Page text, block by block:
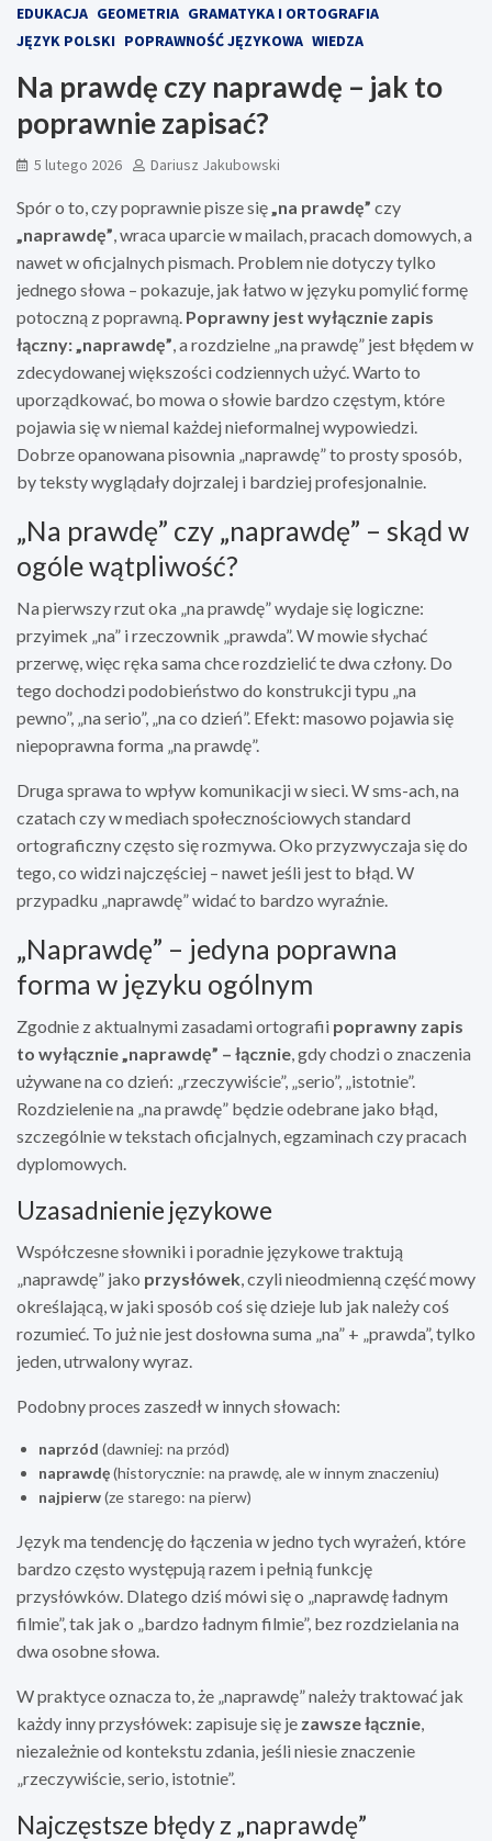
EDUKACJA GEOMETRIA GRAMATYKA I ORTOGRAFIA
JĘZYK POLSKI POPRAWNOŚĆ JĘZYKOWA WIEDZA
Na prawdę czy naprawdę – jak to
poprawnie zapisać?
5 lutego 2026 Dariusz Jakubowski
Spór o to, czy poprawnie pisze się„na prawdę” czy
„naprawdę”, wraca uparcie w mailach, pracach domowych, a
nawet w oficjalnych pismach. Problem nie dotyczy tylko
jednego słowa – pokazuje, jak łatwo w języku pomylić formę
potoczną z poprawną. Poprawny jest wyłącznie zapis
łączny: „naprawdę”, a rozdzielne „na prawdę” jest błędem w
zdecydowanej większości codziennych użyć. Warto to
uporządkować, bo mowa o słowie bardzo częstym, które
pojawia się w niemal każdej nieformalnej wypowiedzi.
Dobrze opanowana pisownia „naprawdę” to prosty sposób,
by teksty wyglądały dojrzalej i bardziej profesjonalnie.
„Na prawdę” czy „naprawdę” – skąd w
ogóle wątpliwość?
Na pierwszy rzut oka „na prawdę” wydaje się logiczne:
przyimek „na” i rzeczownik „prawda”. W mowie słychać
przerwę, więc ręka sama chce rozdzielić te dwa człony. Do
tego dochodzi podobieństwo do konstrukcji typu „na
pewno”, „na serio”, „na co dzień”. Efekt: masowo pojawia się
niepoprawna forma „na prawdę”.
Druga sprawa to wpływ komunikacji w sieci. W sms-ach, na
czatach czy w mediach społecznościowych standard
ortograficzny często się rozmywa. Oko przyzwyczaja się do
tego, co widzi najczęściej – nawet jeśli jest to błąd. W
przypadku „naprawdę” widać to bardzo wyraźnie.
„Naprawdę” – jedyna poprawna
forma w języku ogólnym
Zgodnie z aktualnymi zasadami ortografii poprawny zapis
to wyłącznie „naprawdę” – łącznie, gdy chodzi o znaczenia
używane na co dzień: „rzeczywiście”, „serio”, „istotnie”.
Rozdzielenie na „na prawdę” będzie odebrane jako błąd,
szczególnie w tekstach oficjalnych, egzaminach czy pracach
dyplomowych.
Uzasadnienie językowe
Współczesne słowniki i poradnie językowe traktują
„naprawdę” jako przysłówek, czyli nieodmienną część mowy
określającą, w jaki sposób coś się dzieje lub jak należy coś
rozumieć. To już nie jest dosłowna suma „na” + „prawda”, tylko
jeden, utrwalony wyraz.
Podobny proces zaszedł w innych słowach:
naprzód (dawniej: na przód)
naprawdę(historycznie: na prawdę, ale w innym znaczeniu)
najpierw(ze starego: na pierw)
Język ma tendencję do łączenia w jedno tych wyrażeń, które
bardzo często występują razem i pełnią funkcję
przysłówków. Dlatego dziś mówi się o „naprawdę ładnym
filmie”, tak jak o „bardzo ładnym filmie”, bez rozdzielania na
dwa osobne słowa.
W praktyce oznacza to, że „naprawdę” należy traktować jak
każdy inny przysłówek: zapisuje się je zawsze łącznie,
niezależnie od kontekstu zdania, jeśli niesie znaczenie
„rzeczywiście, serio, istotnie”.
Najczęstsze błędy z „naprawdę”